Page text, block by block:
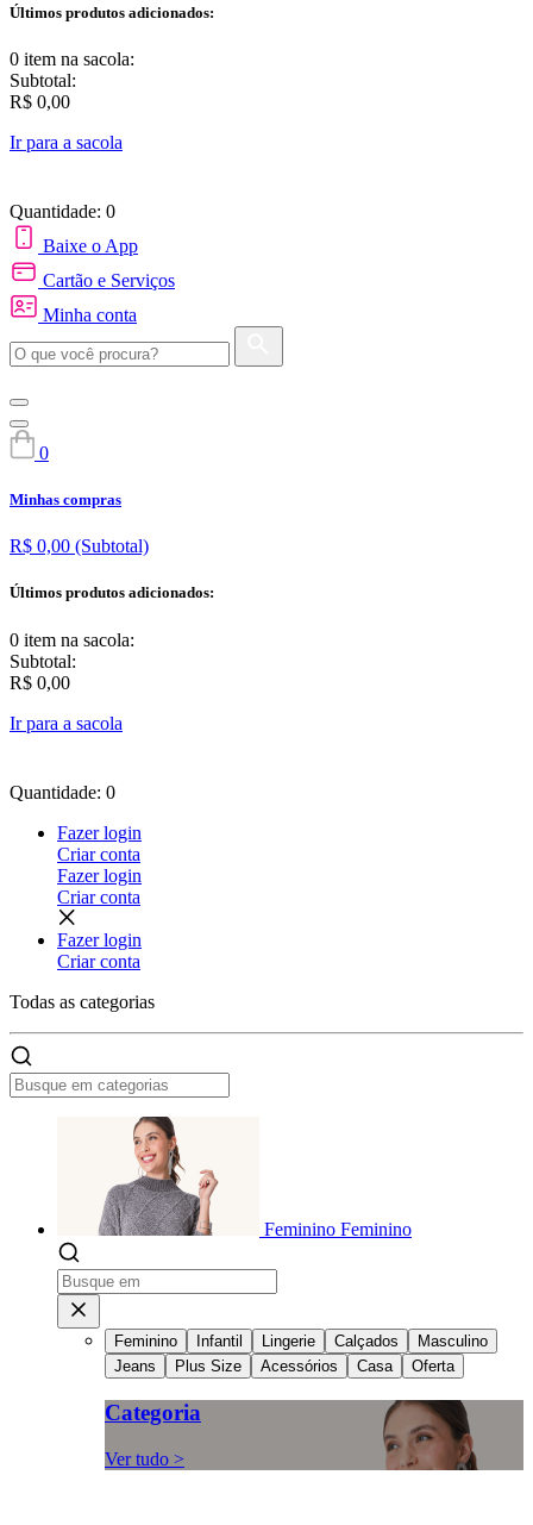
Últimos produtos adicionados:
0 item na sacola:
Subtotal:
R$ 0,00
Ir para a sacola
Quantidade: 0
Baixe o App
Cartão e Serviços
Minha conta
0
Minhas compras
R$ 0,00 (Subtotal)
Últimos produtos adicionados:
0 item na sacola:
Subtotal:
R$ 0,00
Ir para a sacola
Quantidade: 0
Fazer login
Criar conta
Fazer login
Criar conta
Fazer login
Criar conta
Todas as categorias
Feminino Feminino
Feminino Infantil Lingerie Calçados
Masculino
Jeans
Plus Size Acessórios Casa Oferta
Categoria
Ver tudo >